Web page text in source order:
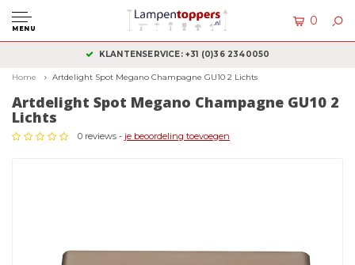
MENU
0
KLANTENSERVICE: +31 (0)36 2340050
Home Artdelight Spot Megano Champagne GU10 2 Lichts
Artdelight Spot Megano Champagne GU10 2
Lichts
0 reviews - je beoordeling toevoegen